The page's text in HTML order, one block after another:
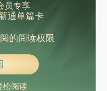
员专享
通单篇卡
的阅读权限
松阅读